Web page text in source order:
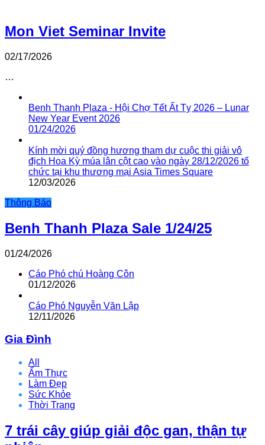
Mon Viet Seminar Invite
02/17/2026
…
Benh Thanh Plaza - Hội Chợ Tết Ất Tỵ 2026 – Lunar
New Year Event 2026
01/24/2026
Kính mời quý đồng hương tham dự cuộc thi giải vô
địch Hoa Kỳ múa lân cột cao vào ngày 28/12/2026 tổ
chức tại khu thương mại Asia Times Square
12/03/2026
Thông Báo
Benh Thanh Plaza Sale 1/24/25
01/24/2026
Cáo Phó chú Hoàng Côn
01/12/2026
Cáo Phó Nguyễn Văn Lập
12/11/2026
Gia Đình
All
Ẩm Thực
Làm Đẹp
Sức Khỏe
Thời Trang
7 trái cây giúp giải độc gan, thận tự